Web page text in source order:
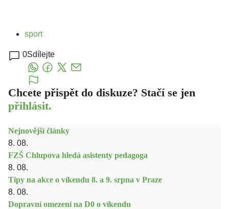
sport
0Sdílejte
Chcete přispět do diskuze? Stačí se jen
přihlásit.
Nejnovější články
8. 08.
FZŠ Chlupova hledá asistenty pedagoga
8. 08.
Tipy na akce o víkendu 8. a 9. srpna v Praze
8. 08.
Dopravní omezení na D0 o víkendu